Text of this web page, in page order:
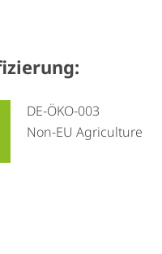
DE-ÖKO-003
Non-EU Agriculture